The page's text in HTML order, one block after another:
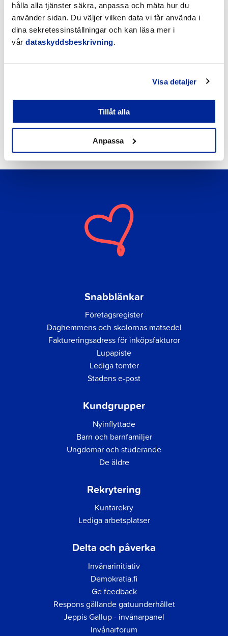
hålla alla tjänster säkra, anpassa och mäta hur du
använder sidan. Du väljer vilken data vi får använda i
dina sekretessinställningar och kan läsa mer i
vår dataskyddsbeskrivning.
Visa detaljer
Tillåt alla
Anpassa
Lediga arbetsplatser
Turism
Snabblänkar
Företagsregister
Daghemmens och skolornas matsedel
Faktureringsadress för inköpsfakturor
Lupapiste
Lediga tomter
Stadens e-post
Kundgrupper
Nyinflyttade
Barn och barnfamiljer
Ungdomar och studerande
De äldre
Rekrytering
Kuntarekry
Lediga arbetsplatser
Delta och påverka
Invånarinitiativ
Demokratia.fi
Ge feedback
Respons gällande gatuunderhållet
Jeppis Gallup - invånarpanel
Invånarforum